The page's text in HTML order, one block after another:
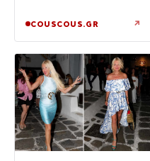
COUSCOUS.GR ↗